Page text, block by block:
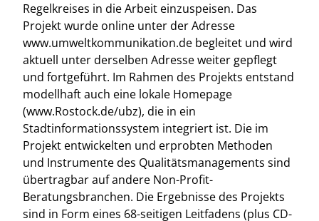
Regelkreises in die Arbeit einzuspeisen. Das
Projekt wurde online unter der Adresse
www.umweltkommunikation.de begleitet und wird
aktuell unter derselben Adresse weiter gepflegt
und fortgeführt. Im Rahmen des Projekts entstand
modellhaft auch eine lokale Homepage
(www.Rostock.de/ubz), die in ein
Stadtinformationssystem integriert ist. Die im
Projekt entwickelten und erprobten Methoden
und Instrumente des Qualitätsmanagements sind
übertragbar auf andere Non-Profit-
Beratungsbranchen. Die Ergebnisse des Projekts
sind in Form eines 68-seitigen Leitfadens (plus CD-